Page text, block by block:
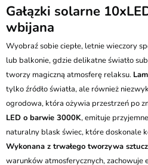
(od 1000 zł dla gabarytów,
Pobranie:
Poczta Polska Kurier 48H - 16
Kurier GLS - 20 zł
Przesyłka Gabarytowa - 35 zł
Batalionów Chłopskich 12,
506 336 320
kontakt@ledstyl.pl
Gałązki solarne
wbijana
Wyobraź sobie ciepłe, letnie wieczory
lub balkonie, gdzie delikatne światło
tworzy magiczną atmosferę relaksu.
tylko źródło światła, ale również
ogrodowa, która ożywia przestrzeń po
LED o barwie 3000K, emituje
naturalny blask świec, które doskonale
Wykonana z trwałego tworzywa
warunków atmosferycznych,